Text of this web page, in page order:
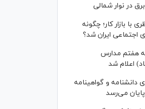
در نوار شمالی
بازار کار؛ چگونه
اجتماعی ایران شد؟
هفتم مدارس
اعلام شد
دانشنامه و گواهینامه
می‌رسد